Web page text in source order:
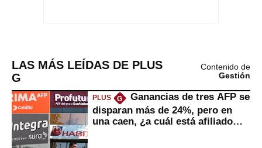
LAS MÁS LEÍDAS DE PLUS
G
Contenido de
Gestión
PLUS G
Ganancias de tres AFP se
disparan más de 24%, pero en
una caen, ¿a cuál está afiliado